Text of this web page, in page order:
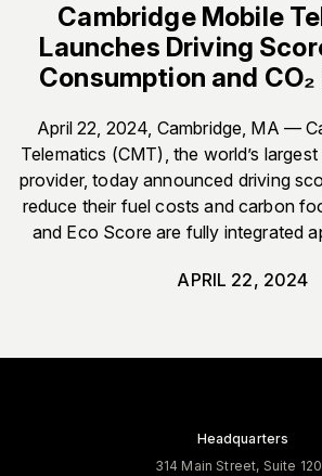
Cambridge Mobile
Launches Driving
Consumption and
April 22, 2024, Cambridge, MA —
Telematics (CMT), the world’s
provider, today announced driving
reduce their fuel costs and carbon
and Eco Score are fully integrated
APRIL 22, 2024
Headquarters
314 Main Street, Suite